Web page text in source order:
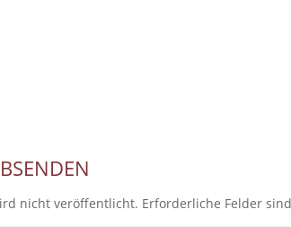
nicht veröffentlicht. Erforderliche Felder